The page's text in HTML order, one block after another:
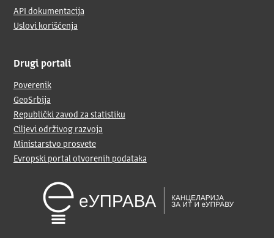
API dokumentacija
Uslovi korišćenja
Drugi portali
Poverenik
GeoSrbija
Republički zavod za statistiku
Ciljevi održivog razvoja
Ministarstvo prosvete
Evropski portal otvorenih podataka